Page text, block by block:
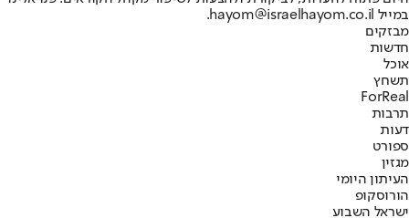
במייל hayom@israelhayom.co.il.
מבזקים
חדשות
אוכל
תשחץ
ForReal
תרבות
דעות
ספורט
מגזין
העיתון היומי
הורוסקופ
ישראל השבוע